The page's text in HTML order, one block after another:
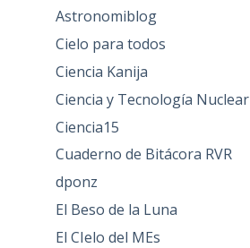
Astronomiblog
Cielo para todos
Ciencia Kanija
Ciencia y Tecnología Nuclear
Ciencia15
Cuaderno de Bitácora RVR
dponz
El Beso de la Luna
El CIelo del MEs